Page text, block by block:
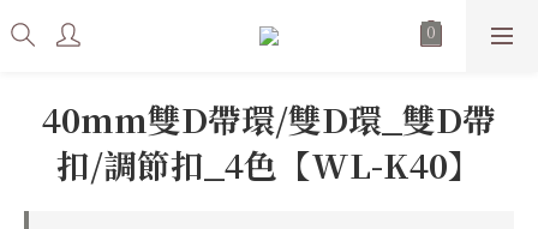
40mm雙D帶環/雙D環_雙D帶
扣/調節扣_4色【WL-K40】